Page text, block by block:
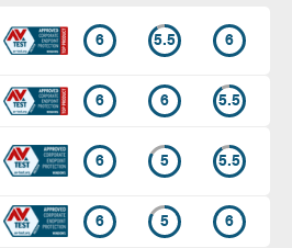
6 5.5 6
6 6 5.5
6 5 5.5
6 5 6